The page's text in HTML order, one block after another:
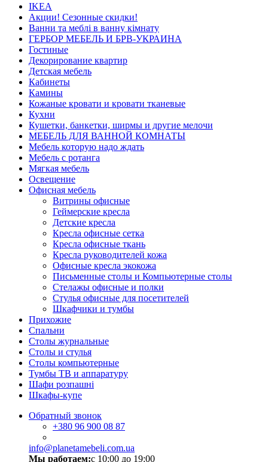
IKEA
Акции! Сезонные скидки!
Ванни та меблі в ванну кімнату
ГЕРБОР МЕБЕЛЬ И БРВ-УКРАИНА
Гостиные
Декорирование квартир
Детская мебель
Кабинеты
Камины
Кожаные кровати и кровати тканевые
Кухни
Кушетки, банкетки, ширмы и другие мелочи
МЕБЕЛЬ ДЛЯ ВАННОЙ КОМНАТЫ
Мебель которую надо ждать
Мебель с ротанга
Мягкая мебель
Освещение
Офисная мебель
Витрины офисные
Геймерские кресла
Детские кресла
Кресла офисные сетка
Кресла офисные ткань
Кресла руководителей кожа
Офисные кресла экокожа
Письменные столы и Компьютерные столы
Стелажы офисные и полки
Стулья офисные для посетителей
Шкафчики и тумбы
Прихожие
Спальни
Столы журнальные
Столы и стулья
Столы компьютерные
Тумбы ТВ и аппаратуру
Шафи розпашні
Шкафы-купе
Обратный звонок
+380 96 900 08 87
info@planetamebeli.com.ua
Мы работаем:с 10:00 до 19:00